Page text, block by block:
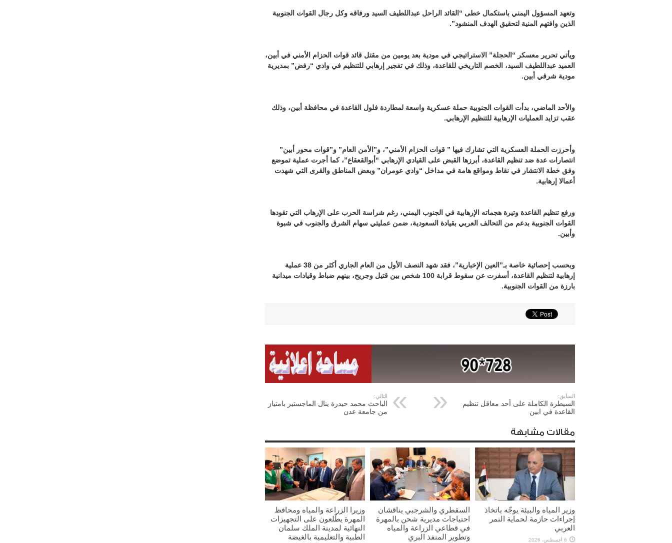
وتعهد المسؤول اليمني باستكمال خطى “القائد الراحل عبداللطيف السيد ورفاقه وكل رجال القوات الجنوبية
الذين وافتهم المنية لتحقيق الهدف المنشود”.
ويأتي تحرير معسكر “الحجلة” الاستراتيجي في مودية بعد يومين من مقتل قائد قوات الحزام الأمني في أبين،
العميد عبداللطيف السيد، الخصم التاريخي للقاعدة، وذلك في تفجير إرهابي للتنظيم في وادي “رفض” بمديرية
مودية شرقي أبين.
والأحد الماضي، بدأت القوات الجنوبية حملة عسكرية واسعة لمطاردة فلول القاعدة في محافظة أبين، وذلك
عقب تزايد العمليات الإرهابية للتنظيم الإرهابي.
وأحرزت الحملة العسكرية التي تشارك فيها ” قوات الحزام الأمني”، و”الأمن العام” و”قوات محور أبين”
انتصارات عدة ضد تنظيم القاعدة، أبرزها القبض على القيادي الإرهابي “أبوالقعقاع”، كما أجرت عملية تموضع
وفق خطة الانتشار في نقاط ومواقع هامة في مداخل “وادي عومران” وبعض المناطق والقرى التي شهدت
أعمالا إرهابية.
ورفع تنظيم القاعدة وتيرة هجماته الإرهابية في الجنوب اليمني، رغم شراسة الحرب على الإرهاب التي تقودها
القوات الجنوبية بدعم من التحالف العربي بقيادة السعودية، ضمن عمليتي سهام الشرق والجنوب في شبوة
وأبين.
وبحسب إحصائية خاصة بـ”العين الإخبارية”، فقد شهد النصف الأول من العام الجاري أكثر من 38 عملية
إرهابية لتنظيم القاعدة، أسفرت عن سقوط قرابة 100 شخص بين قتيل وجريح، بينهم ضباط وقيادات ميدانية
بارزة من القوات الجنوبية.
السابق:
السيطرة الكاملة على أحد معاقل تنظيم
القاعدة في ابين
التالي:
الباحث محمد حيدرة ينال الماجستير بامتياز
من جامعة عدن
مقالات مشابهة
وزير المياه والبيئة يوجّه باتخاذ
إجراءات حازمة لحماية النمر
العربي
6 أغسطس، 2026
السقطري والشرجبي يناقشان
احتياجات مديرية شحن بالمهرة
في قطاعي الزراعة والمياه
وتطوير المنفذ البري
وزيرا الزراعة والمياه ومحافظ
المهرة يطّلعون على التجهيزات
النهائية لمدينة الملك سلمان
الطبية والتعليمية بالغيضة